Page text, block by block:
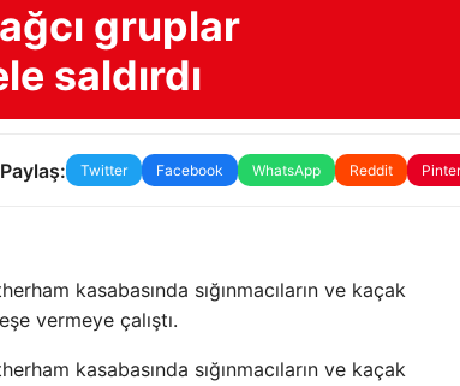
gruplar
saldırdı
Paylaş: Twitter Facebook WhatsApp Reddit
kasabasında sığınmacıların ve kaçak
vermeye çalıştı.
kasabasında sığınmacıların ve kaçak